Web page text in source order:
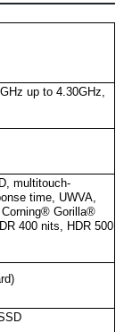
up to 4.30GHz,
multitouch-
time, UWVA,
Corning® Gorilla®
400 nits, HDR 500